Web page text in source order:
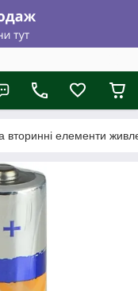
вторинні елементи